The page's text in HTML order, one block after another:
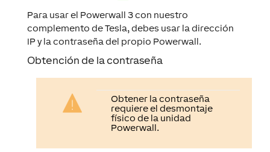
Para usar el Powerwall 3 con nuestro
complemento de Tesla, debes usar la dirección
IP y la contraseña del propio Powerwall.
Obtención de la contraseña
Obtener la contraseña
requiere el desmontaje
físico de la unidad
Powerwall.